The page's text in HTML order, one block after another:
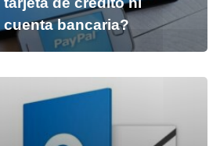
cuenta bancaria?